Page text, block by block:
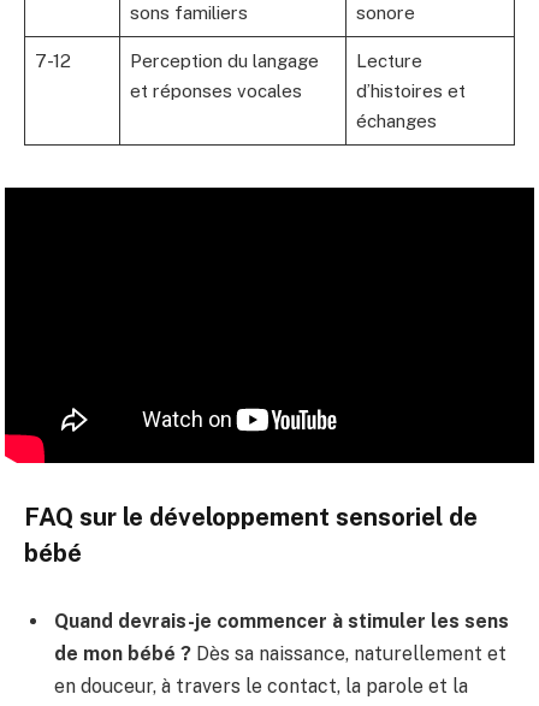
sons familiers
sonore
7-12
Perception du langage
et réponses vocales
Lecture
d’histoires et
échanges
FAQ sur le développement sensoriel de
bébé
Quand devrais-je commencer à stimuler les sens
de mon bébé ? Dès sa naissance, naturellement et
en douceur, à travers le contact, la parole et la